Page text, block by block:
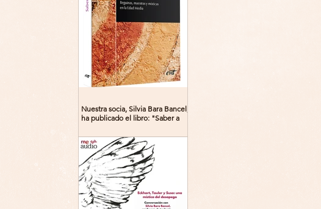
Nuestra socia, Silvia Bara Bancel,
ha publicado el libro: "Saber a
místicas en la Edad Media"